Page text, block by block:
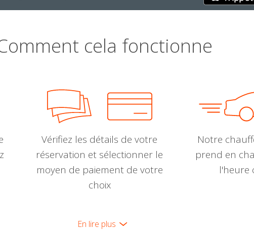
cela fonctionne
Vérifiez les détails de votre
réservation et sélectionner le
moyen de paiement de votre
choix
Notre
prend en
l'heure
En lire plus